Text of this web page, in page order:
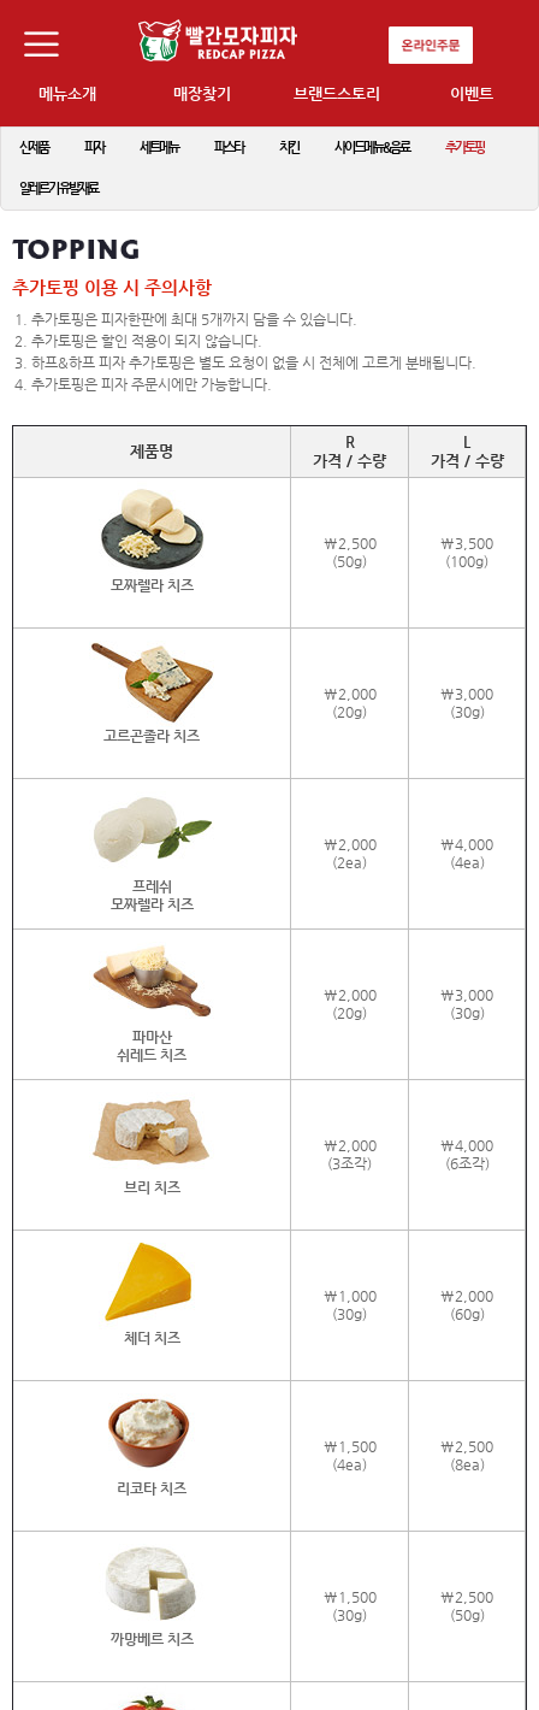
메뉴소개
신제품 피자 세트메뉴 파스타 치킨 사이드메뉴&음료 추가토핑
알레르기 유발재료
매장찾기 브랜드스토리 이벤트
추가토핑 이용 시 주의사항
1. 추가토핑은 피자한판에 최대 5개까지 담을 수 있습니다.
2. 추가토핑은 할인 적용이 되지 않습니다.
3. 하프&하프 피자 추가토핑은 별도 요청이 없을 시 전체에 고르게 분배됩니다.
4. 추가토핑은 피자 주문시에만 가능합니다.
제품명
R
가격 / 수량
L
가격 / 수량
모짜렐라 치즈
\2,500
(50g)
\3,500
(100g)
고르곤졸라 치즈
\2,000
(20g)
\3,000
(30g)
프레쉬
모짜렐라 치즈
\2,000
(2ea)
\4,000
(4ea)
파마산
쉬레드 치즈
\2,000
(20g)
\3,000
(30g)
브리 치즈
\2,000
(3조각)
\4,000
(6조각)
체더 치즈
\1,000
(30g)
\2,000
(60g)
리코타 치즈
\1,500
(4ea)
\2,500
(8ea)
까망베르 치즈
\1,500
(30g)
\2,500
(50g)